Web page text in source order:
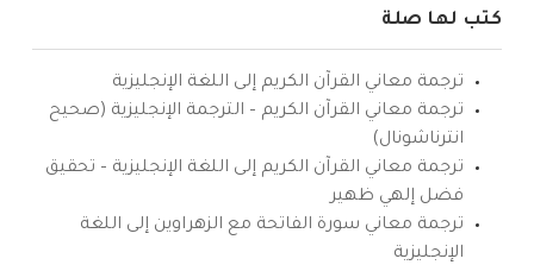
كتب لها صلة
ترجمة معاني القرآن الكريم إلى اللغة الإنجليزية
ترجمة معاني القرآن الكريم – الترجمة الإنجليزية (صحيح
انترناشونال)
ترجمة معاني القرآن الكريم إلى اللغة الإنجليزية – تحقيق
فضل إلهي ظهير
ترجمة معاني سورة الفاتحة مع الزهراوين إلى اللغة
الإنجليزية